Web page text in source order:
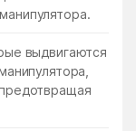
выдвигаются